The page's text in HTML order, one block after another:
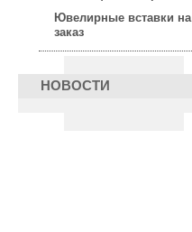
Ювелирные вставки на
заказ
НОВОСТИ